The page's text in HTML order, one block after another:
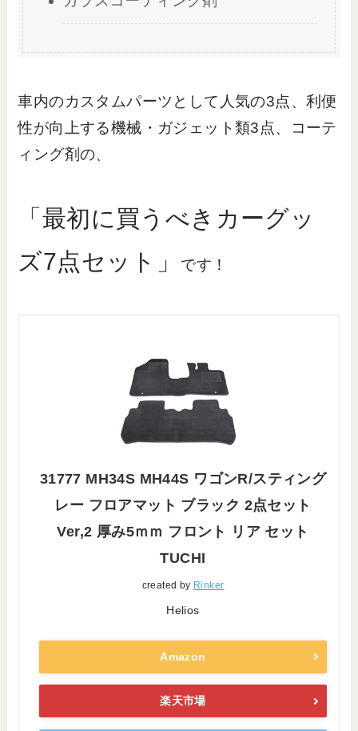
車内のカスタムパーツとして人気の3点、利便
性が向上する機械・ガジェット類3点、コーテ
ィング剤の、
「最初に買うべきカーグッ
ズ7点セット」
です！
31777 MH34S MH44S ワゴンR/スティング
レー フロアマット ブラック 2点セット
Ver,2 厚み5ｍｍ フロント リア セット
TUCHI
created by Rinker
Helios
Amazon
楽天市場